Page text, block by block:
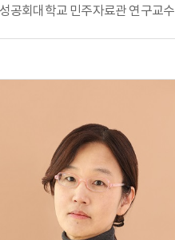
성공회대학교 민주자료관 연구교수